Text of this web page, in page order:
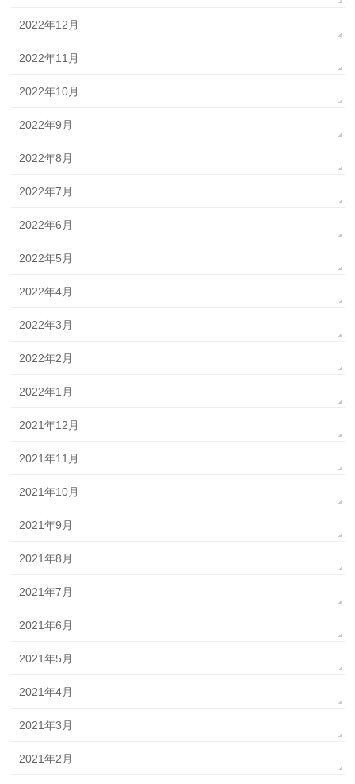
2022年12月
2022年11月
2022年10月
2022年9月
2022年8月
2022年7月
2022年6月
2022年5月
2022年4月
2022年3月
2022年2月
2022年1月
2021年12月
2021年11月
2021年10月
2021年9月
2021年8月
2021年7月
2021年6月
2021年5月
2021年4月
2021年3月
2021年2月